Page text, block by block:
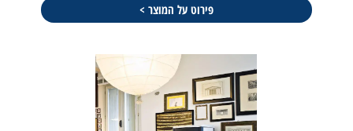
פירוט על המוצר >